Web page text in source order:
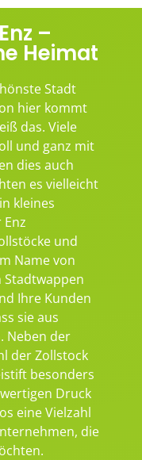
–
Heimat
Stadt
hier kommt
das. Viele
und ganz mit
dies auch
es vielleicht
kleines
und
Name von
Stadtwappen
Ihre Kunden
sie aus
Neben der
der Zollstock
besonders
Druck
eine Vielzahl
die